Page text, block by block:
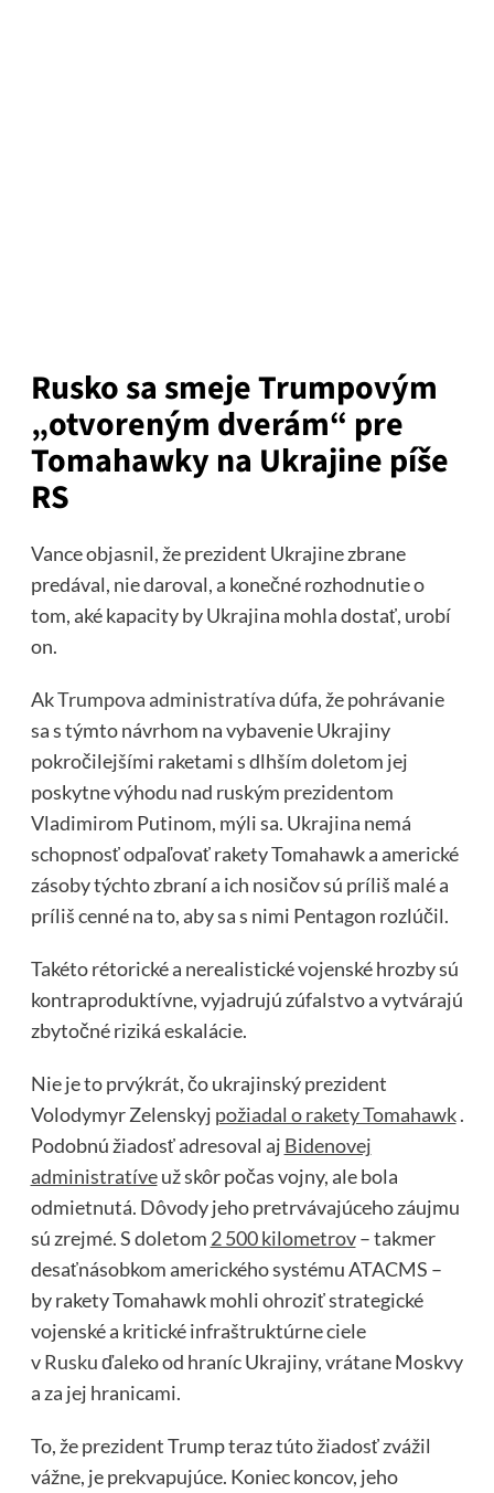
Rusko sa smeje Trumpovým
„otvoreným dverám“ pre
Tomahawky na Ukrajine píše
RS
Vance objasnil, že prezident Ukrajine zbrane
predával, nie daroval, a konečné rozhodnutie o
tom, aké kapacity by Ukrajina mohla dostať, urobí
on.
AkTrumpova administratívadúfa, že pohrávanie
sa s týmto návrhom na vybavenie Ukrajiny
pokročilejšími raketami s dlhším doletom jej
poskytne výhodu nad ruským prezidentom
Vladimirom Putinom, mýli sa. Ukrajina nemá
schopnosť odpaľovať rakety Tomahawk a americké
zásoby týchto zbraní a ich nosičov sú príliš malé a
príliš cenné na to, aby sa s nimi Pentagon rozlúčil.
Takéto rétorické a nerealistické vojenské hrozby sú
kontraproduktívne, vyjadrujú zúfalstvo a vytvárajú
zbytočné riziká eskalácie.
Nie je to prvýkrát, čo ukrajinský prezident
Volodymyr Zelenskyj požiadal o rakety Tomahawk.
Podobnú žiadosť adresoval aj Bidenovej
administratíveuž skôr počas vojny, ale bola
odmietnutá. Dôvody jeho pretrvávajúceho záujmu
sú zrejmé. S doletom 2 500 kilometrov– takmer
desaťnásobkom amerického systému ATACMS –
by rakety Tomahawk mohli ohroziť strategické
vojenské a kritické infraštruktúrne ciele
vRuskuďaleko od hraníc Ukrajiny, vrátane Moskvy
a za jej hranicami.
To, že prezident Trump teraz túto žiadosť zvážil
vážne, je prekvapujúce. Koniec koncov, jeho